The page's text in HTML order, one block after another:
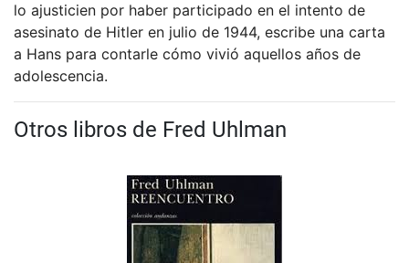
lo ajusticien por haber participado en el intento de
asesinato de Hitler en julio de 1944, escribe una carta
a Hans para contarle cómo vivió aquellos años de
adolescencia.
Otros libros de Fred Uhlman